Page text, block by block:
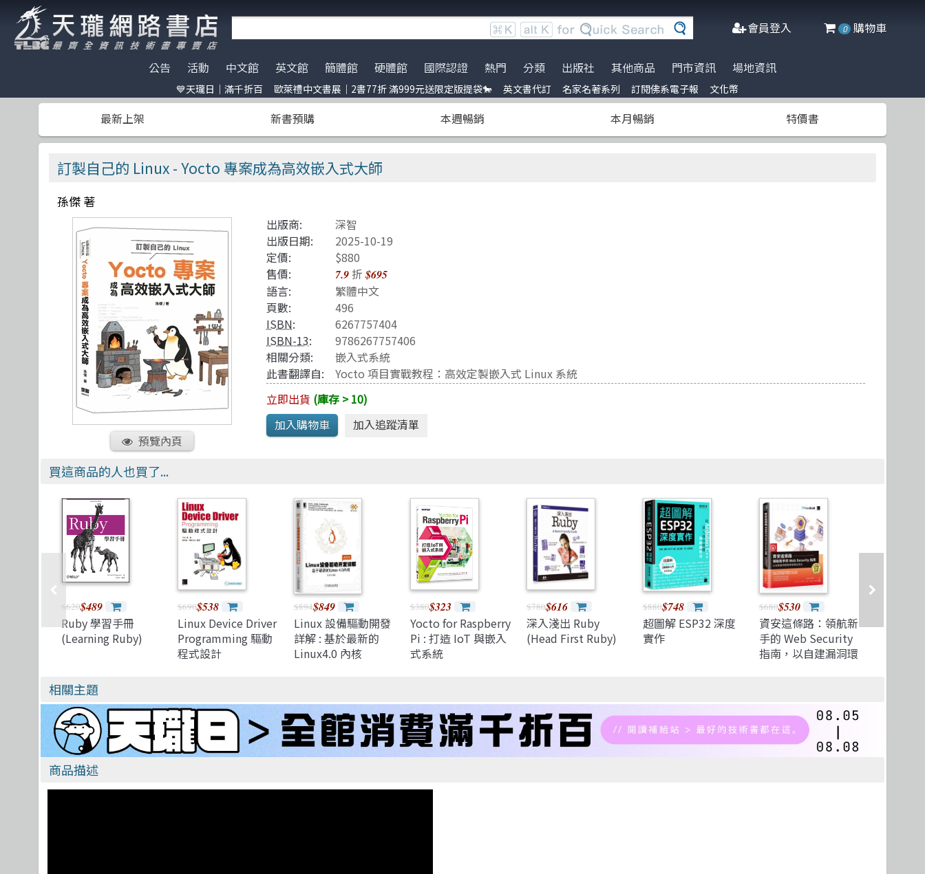
會員登入 0 購物車
公告
天瓏門市春節營業公告
門市營業客服時間調整 到店取貨新功能上線
※進口書籍到貨延誤公告※
※電子發票使用說明※
天瓏行動會員卡上線囉！ ※詐騙提醒公告 請勿受騙※
活動
天瓏日｜滿千折百
歐萊禮中文書展｜2書77折 滿999元送限定
版提袋🐎
服務｜代訂英文書
名家名著系列
訂閱佛系電子報
中文館 英文館 簡體館 硬體館 國際認證
熱門
AI Coding
ChatGPT Python
Agile Software
Machine Learning
Large language model Linux
Design Pattern
影像辨識 Image-recognition Penetration-test
半導體
Prompt Engineering
LangChain
Chatbot
Engineer self-growth
機器人製作 Robots
Computer Vision
Unit Test 單元測試
Reinforcement
程式交易 Trading
TDD 測試導向開發
R 語言
遊戲引擎 Game-engine
分類
全部分類
Data Science 電子電路電機類
人工智慧
軟體架構 雲端運算
軟體測試
職涯發展 前端開發
網頁設計
網站開發
UI/UX
系統開發
遊戲開發設計
資訊科學
Adobe 軟體應用
Office 系列
區塊鏈與金融科技
網路通訊
視覺影音設計
其他
出版社
碁峰資訊
旗標 全華圖書
博碩
經緯文化 五南
滄海
人民郵電 電子工業
清華大學
機械工業
深智
其他商品
電子開發板
特價書籍 暢銷外文書
阿喵周邊商品
IT狗精品區 IT T-shirt
商管科普推薦書
Make 國際中文版
機器人雜誌 ROBOCON Magazine 創客‧自造者工作坊
門市資訊 場地資訊
💙天瓏日｜滿千折百 歐萊禮中文書展｜2書77折 滿999元送限定版提袋🐎 英文書代訂 名家名著系列 訂閱佛系電子報 文化幣
最新上架 新書預購 本週暢銷 本月暢銷 特價書
訂製自己的 Linux - Yocto 專案成為高效嵌入式大師
孫傑 著
預覽內頁
出版商:
深智
出版日期:
2025-10-19
定價:
$880
售價:
7.9折$695
語言:
繁體中文
頁數:
496
ISBN:
6267757404
ISBN-13:
9786267757406
相關分類:
嵌入式系統
此書翻譯自:
Yocto 項目實戰教程：高效定製嵌入式 Linux 系統
立即出貨 (庫存 > 10)
買這商品的人也買了...
$620$489
Ruby 學習手冊
(Learning Ruby)
$690$538
Linux Device Driver
Programming 驅動
程式設計
$894$849
Linux 設備驅動開發
詳解 : 基於最新的
Linux4.0 內核
$380$323
Yocto for Raspberry
Pi : 打造 IoT 與嵌入
式系統
$780$616
深入淺出 Ruby
(Head First Ruby)
$880$748
超圖解 ESP32 深度
實作
$680$530
資安這條路：領航新
手的 Web Security
指南，以自建漏洞環
原子嵌入
相關主題
商品描述